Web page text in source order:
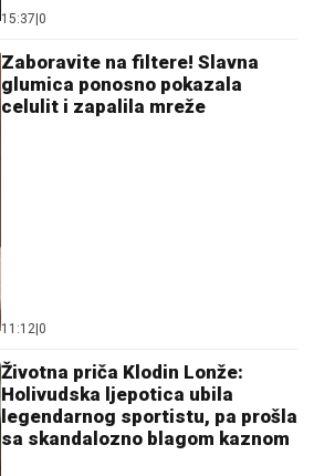
15:37 0
Zaboravite na filtere! Slavna
glumica ponosno pokazala
celulit i zapalila mreže
11:12 0
Životna priča Klodin Lonže:
Holivudska ljepotica ubila
legendarnog sportistu, pa prošla
sa skandalozno blagom kaznom